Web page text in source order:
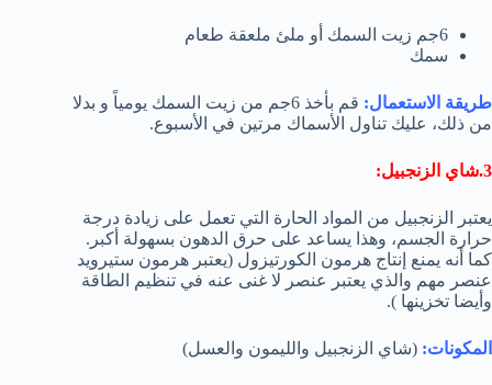
6جم زيت السمك أو ملئ ملعقة طعام
سمك
طريقة الاستعمال:
قم بأخذ 6جم من زيت السمك يومياً و بدلا
من ذلك، عليك تناول الأسماك مرتين في الأسبوع.
3.شاي الزنجبيل:
يعتبر الزنجبيل من المواد الحارة التي تعمل على زيادة درجة
حرارة الجسم، وهذا يساعد على حرق الدهون بسهولة أكبر.
كما أنه يمنع إنتاج هرمون الكورتيزول (يعتبر هرمون ستيرويد
عنصر مهم والذي يعتبر عنصر لا غنى عنه في تنظيم الطاقة
وأيضا تخزينها ).
المكونات: (شاي الزنجبيل والليمون والعسل)